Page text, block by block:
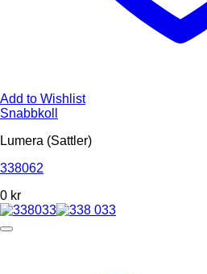
Add to Wishlist
Snabbkoll
Lumera (Sattler)
338062
0 kr